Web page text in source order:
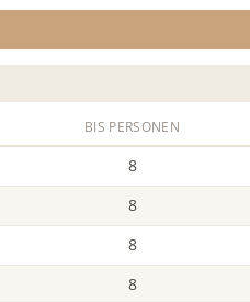
BIS PERSONEN
8
8
8
8